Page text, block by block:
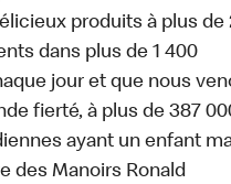
produits à plus de
dans plus de 1 400
jour et que nous
fierté, à plus de 387
ayant un enfant
des Manoirs Ronald